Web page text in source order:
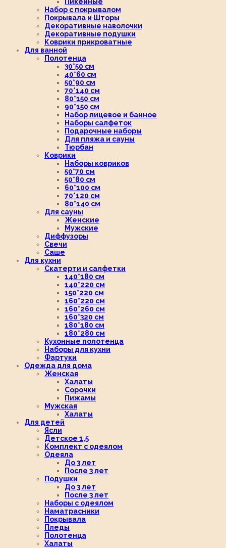
Набор с покрывалом
Покрывала и Шторы
Декоративные наволочки
Декоративные подушки
Коврики прикроватные
Для ванной
Полотенца
30*50 см
40*60 см
50*90 см
70*140 см
80*150 см
90*150 см
Набор лицевое и банное
Наборы салфеток
Подарочные наборы
Для пляжа и сауны
Тюрбан
Коврики
Наборы ковриков
50*70 см
50*80 см
60*100 см
70*120 см
80*140 см
Для сауны
Женские
Мужские
Диффузоры
Свечи
Саше
Для кухни
Скатерти и салфетки
140*180 см
140*220 см
150*220 см
160*220 см
160*260 см
160*320 см
180*180 см
180*280 см
Кухонные полотенца
Наборы для кухни
Фартуки
Одежда для дома
Женская
Халаты
Сорочки
Пижамы
Мужская
Халаты
Для детей
Ясли
Детское 1,5
Комплект с одеялом
Одеяла
До 3 лет
После 3 лет
Подушки
До 3 лет
После 3 лет
Наборы с одеялом
Наматрасники
Покрывала
Пледы
Полотенца
Халаты